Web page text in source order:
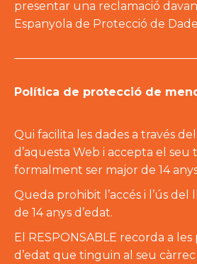
presentar una reclamació
Espanyola de Protecció de
Política de protecció de
Qui facilita les dades a través
d’aquesta Web i accepta el
formalment ser major de 14
Queda prohibit l’accés i l’ús
de 14 anys d’edat.
El RESPONSABLE recorda a
d’edat que tinguin al seu